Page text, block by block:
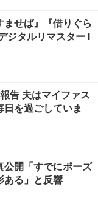
せば』『借りぐら
ジタルリマスター I
告 夫はマイファス
を過ごしていま
開「すでにポーズ
ある」と反響